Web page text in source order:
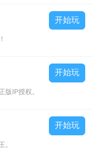
开始玩
版IP授权。
开始玩
。
开始玩